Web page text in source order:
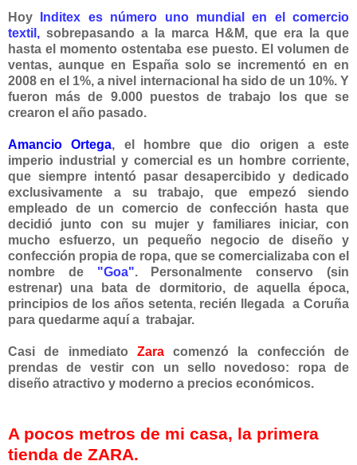
Hoy
Inditex es número uno mundial en el comercio
textil, sobrepasando a la marca H&M, que era la que
hasta el momento ostentaba ese puesto. El volumen de
ventas, aunque en España solo se incrementó en en
2008 en el 1%, a nivel internacional ha sido de un 10%. Y
fueron más de 9.000 puestos de trabajo los que se
crearon el año pasado.
Amancio Ortega, el hombre que dio origen a este
imperio industrial y comercial es un hombre corriente,
que siempre intentó pasar desapercibido y dedicado
exclusivamente a su trabajo, que empezó siendo
empleado de un comercio de confección hasta que
decidió junto con su mujer y familiares iniciar, con
mucho esfuerzo, un pequeño negocio de diseño y
confección propia de ropa, que se comercializaba con el
nombre de "Goa". Personalmente conservo (sin
estrenar) una bata de dormitorio, de aquella época,
principios de los años setenta, recién llegada a Coruña
para quedarme aquí a trabajar.
Casi de inmediato Zaracomenzó la confección de
prendas de vestir con un sello novedoso: ropa de
diseño atractivo y moderno a precios económicos.
A pocos metros de mi casa, la primera
tienda de ZARA.